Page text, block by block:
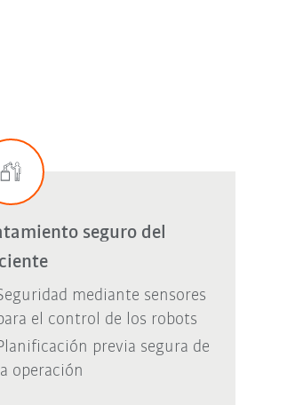
seguro del
mediante sensores
el control de los robots
previa segura de
la operación